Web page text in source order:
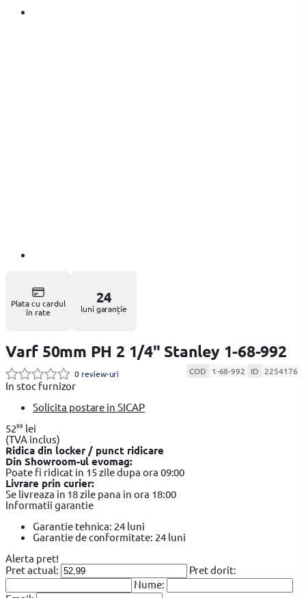
Plata cu cardul
în rate
24
luni garanție
Varf 50mm PH 2 1/4" Stanley 1-68-992
0 review-uri COD 1-68-992 ID 2254176
In stoc furnizor
Solicita postare in SICAP
5299 lei
(TVA inclus)
Ridica din locker / punct ridicare
Din Showroom-ul evomag:
Poate fi ridicat in 15 zile dupa ora 09:00
Livrare prin curier:
Se livreaza in 18 zile pana in ora 18:00
Informatii garantie
Garantie tehnica: 24 luni
Garantie de conformitate: 24 luni
Alerta pret!
Pret actual:
Pret dorit:
Nume: